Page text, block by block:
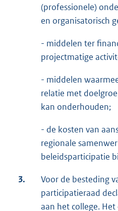
(professionele)
en organisatorisch
- middelen ter
projectmatige
- middelen
relatie met
kan onderhouden;
- de kosten van
regionale
beleidsparticipatie
3.
Voor de besteding
participatieraad
aan het college. Het